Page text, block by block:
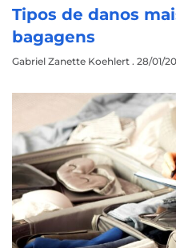
Tipos de danos
bagagens
Gabriel Zanette Koehlert 28/01/